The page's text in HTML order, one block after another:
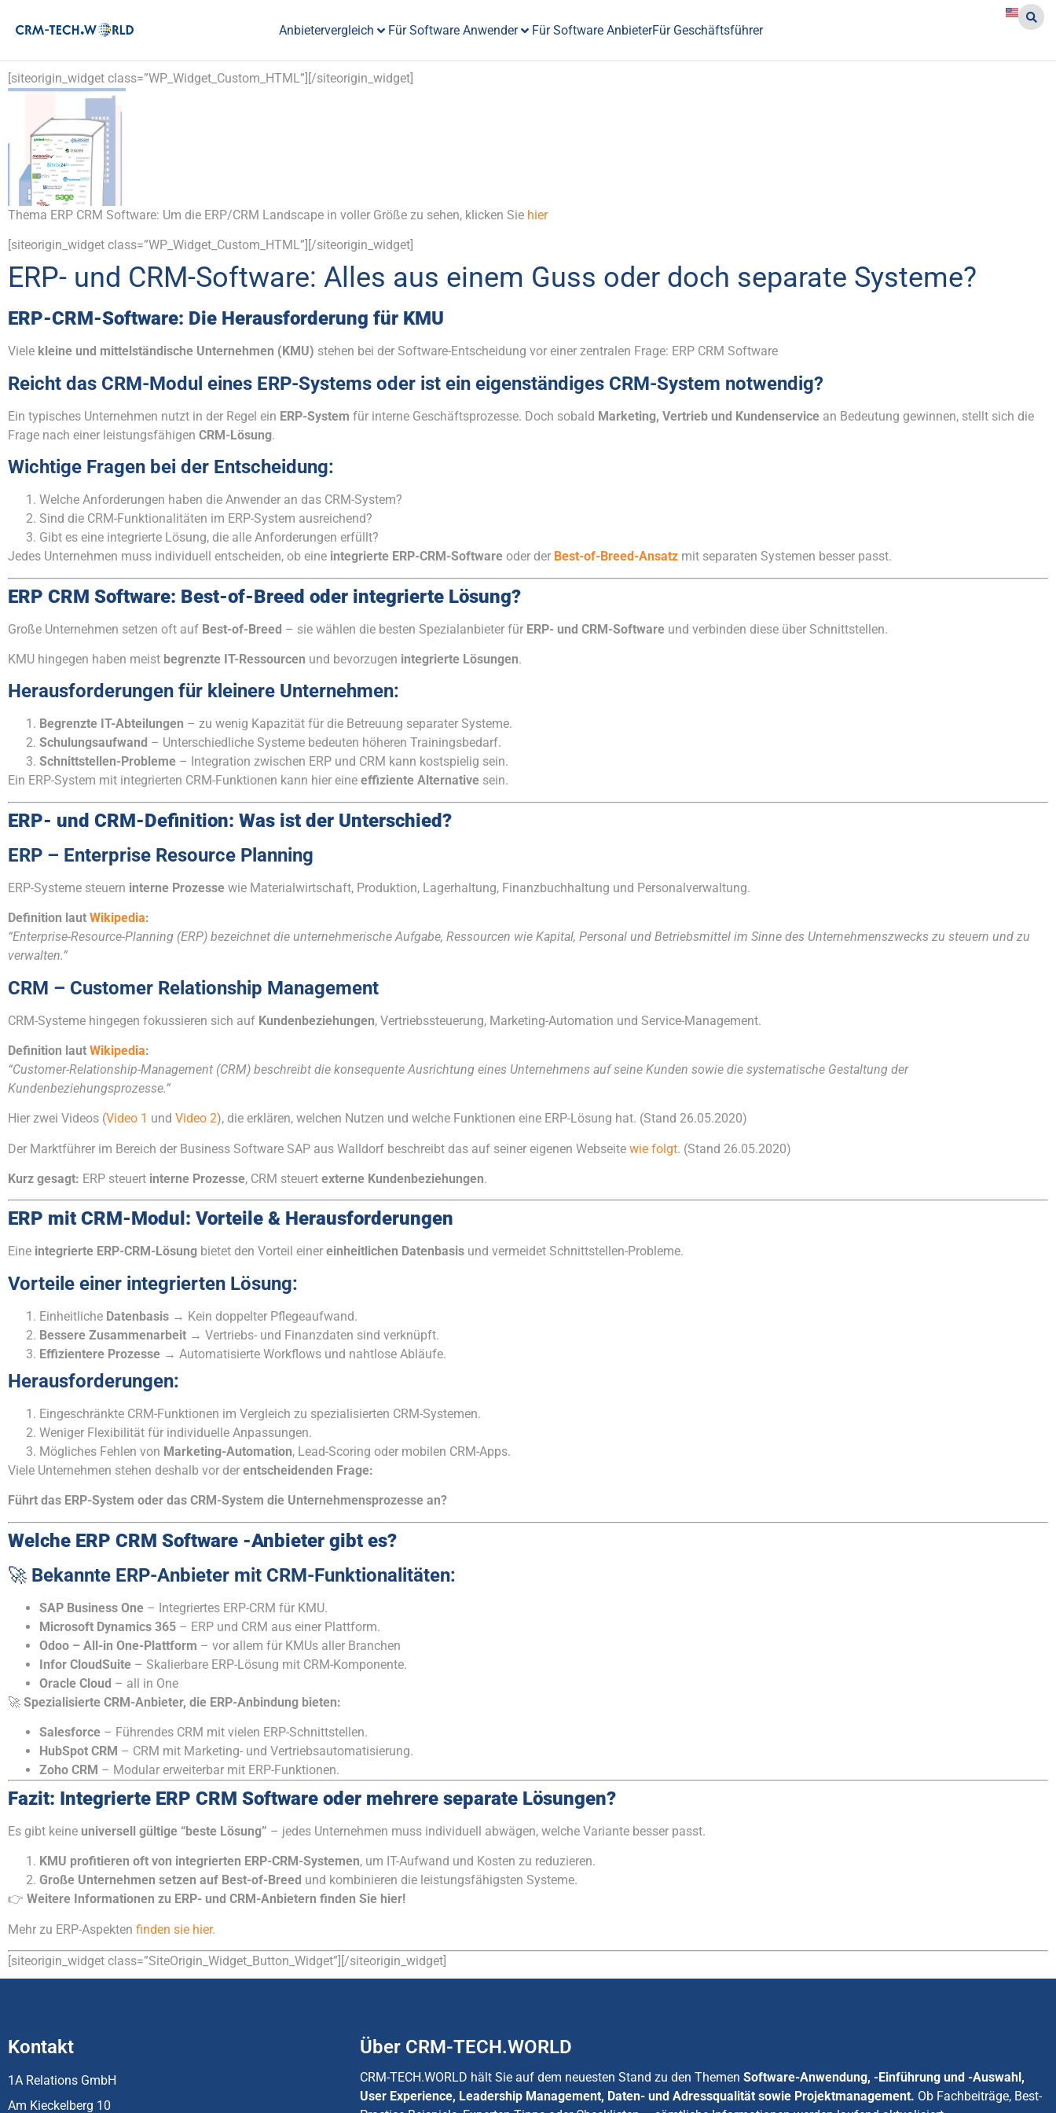
Anbietervergleich Für Software Anwender Für Software AnbieterFür Geschäftsführer
[siteorigin_widget class=”WP_Widget_Custom_HTML”] [/siteorigin_widget]
Thema ERP CRM Software: Um die ERP/CRM Landscape in voller Größe zu sehen, klicken Sie hier
[siteorigin_widget class=”WP_Widget_Custom_HTML”] [/siteorigin_widget]
ERP- und CRM-Software: Alles aus einem Guss oder doch separate Systeme?
ERP-CRM-Software: Die Herausforderung für KMU
Viele kleine und mittelständische Unternehmen (KMU) stehen bei der Software-Entscheidung vor einer zentralen Frage: ERP CRM Software
Reicht das CRM-Modul eines ERP-Systems oder ist ein eigenständiges CRM-System notwendig?
Ein typisches Unternehmen nutzt in der Regel ein ERP-System für interne Geschäftsprozesse. Doch sobald Marketing, Vertrieb und Kundenservice an Bedeutung gewinnen, stellt sich die
Frage nach einer leistungsfähigen CRM-Lösung.
Wichtige Fragen bei der Entscheidung:
Welche Anforderungen haben die Anwender an das CRM-System?
Sind die CRM-Funktionalitäten im ERP-System ausreichend?
Gibt es eine integrierte Lösung, die alle Anforderungen erfüllt?
Jedes Unternehmen muss individuell entscheiden, ob eine integrierte ERP-CRM-Software oder der Best-of-Breed-Ansatz mit separaten Systemen besser passt.
ERP CRM Software: Best-of-Breed oder integrierte Lösung?
Große Unternehmen setzen oft auf Best-of-Breed – sie wählen die besten Spezialanbieter für ERP- und CRM-Software und verbinden diese über Schnittstellen.
KMU hingegen haben meist begrenzte IT-Ressourcen und bevorzugen integrierte Lösungen.
Herausforderungen für kleinere Unternehmen:
Begrenzte IT-Abteilungen – zu wenig Kapazität für die Betreuung separater Systeme.
Schulungsaufwand – Unterschiedliche Systeme bedeuten höheren Trainingsbedarf.
Schnittstellen-Probleme – Integration zwischen ERP und CRM kann kostspielig sein.
Ein ERP-System mit integrierten CRM-Funktionen kann hier eine effiziente Alternative sein.
ERP- und CRM-Definition: Was ist der Unterschied?
ERP – Enterprise Resource Planning
ERP-Systeme steuern interne Prozesse wie Materialwirtschaft, Produktion, Lagerhaltung, Finanzbuchhaltung und Personalverwaltung.
Definition laut Wikipedia:
“Enterprise-Resource-Planning (ERP) bezeichnet die unternehmerische Aufgabe, Ressourcen wie Kapital, Personal und Betriebsmittel im Sinne des Unternehmenszwecks zu steuern und zu
verwalten.”
CRM – Customer Relationship Management
CRM-Systeme hingegen fokussieren sich auf Kundenbeziehungen, Vertriebssteuerung, Marketing-Automation und Service-Management.
Definition laut Wikipedia:
“Customer-Relationship-Management (CRM) beschreibt die konsequente Ausrichtung eines Unternehmens auf seine Kunden sowie die systematische Gestaltung der
Kundenbeziehungsprozesse.”
Hier zwei Videos (Video 1 und Video 2), die erklären, welchen Nutzen und welche Funktionen eine ERP-Lösung hat. (Stand 26.05.2020)
Der Marktführer im Bereich der Business Software SAP aus Walldorf beschreibt das auf seiner eigenen Webseite wie folgt. (Stand 26.05.2020)
Kurz gesagt: ERP steuert interne Prozesse, CRM steuert externe Kundenbeziehungen.
ERP mit CRM-Modul: Vorteile & Herausforderungen
Eine integrierte ERP-CRM-Lösung bietet den Vorteil einer einheitlichen Datenbasis und vermeidet Schnittstellen-Probleme.
Vorteile einer integrierten Lösung:
Einheitliche Datenbasis → Kein doppelter Pflegeaufwand.
Bessere Zusammenarbeit → Vertriebs- und Finanzdaten sind verknüpft.
Effizientere Prozesse → Automatisierte Workflows und nahtlose Abläufe.
Herausforderungen:
Eingeschränkte CRM-Funktionen im Vergleich zu spezialisierten CRM-Systemen.
Weniger Flexibilität für individuelle Anpassungen.
Mögliches Fehlen von Marketing-Automation, Lead-Scoring oder mobilen CRM-Apps.
Viele Unternehmen stehen deshalb vor der entscheidenden Frage:
Führt das ERP-System oder das CRM-System die Unternehmensprozesse an?
Welche ERP CRM Software -Anbieter gibt es?
🚀 Bekannte ERP-Anbieter mit CRM-Funktionalitäten:
SAP Business One – Integriertes ERP-CRM für KMU.
Microsoft Dynamics 365 – ERP und CRM aus einer Plattform.
Odoo – All-in One-Plattform – vor allem für KMUs aller Branchen
Infor CloudSuite – Skalierbare ERP-Lösung mit CRM-Komponente.
Oracle Cloud – all in One
🚀 Spezialisierte CRM-Anbieter, die ERP-Anbindung bieten:
Salesforce – Führendes CRM mit vielen ERP-Schnittstellen.
HubSpot CRM – CRM mit Marketing- und Vertriebsautomatisierung.
Zoho CRM – Modular erweiterbar mit ERP-Funktionen.
Fazit: Integrierte ERP CRM Software oder mehrere separate Lösungen?
Es gibt keine universell gültige “beste Lösung” – jedes Unternehmen muss individuell abwägen, welche Variante besser passt.
KMU profitieren oft von integrierten ERP-CRM-Systemen, um IT-Aufwand und Kosten zu reduzieren.
Große Unternehmen setzen auf Best-of-Breed und kombinieren die leistungsfähigsten Systeme.
👉 Weitere Informationen zu ERP- und CRM-Anbietern finden Sie hier!
Mehr zu ERP-Aspekten finden sie hier.
[siteorigin_widget class=”SiteOrigin_Widget_Button_Widget”] [/siteorigin_widget]
Kontakt
1A Relations GmbH
Am Kieckelberg 10
Über CRM-TECH.WORLD
CRM-TECH.WORLD hält Sie auf dem neuesten Stand zu den Themen Software-Anwendung, -Einführung und -Auswahl,
User Experience, Leadership Management, Daten- und Adressqualität sowie Projektmanagement. Ob Fachbeiträge, Best-